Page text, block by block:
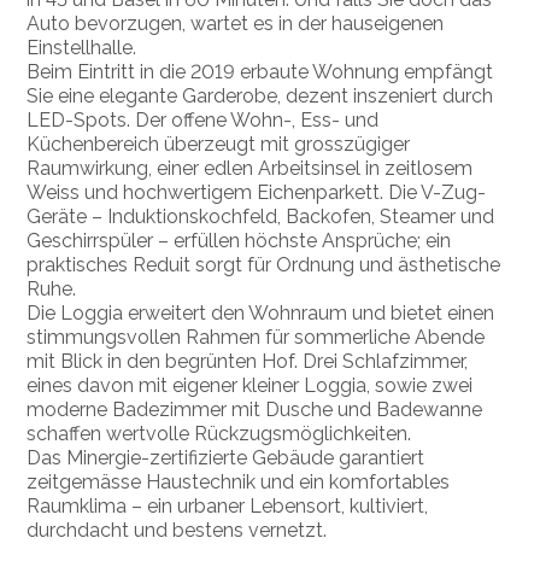
Auto bevorzugen, wartet es in der hauseigenen
Einstellhalle.
Beim Eintritt in die 2019 erbaute Wohnung empfängt
Sie eine elegante Garderobe, dezent inszeniert durch
LED-Spots. Der offene Wohn-, Ess- und
Küchenbereich überzeugt mit grosszügiger
Raumwirkung, einer edlen Arbeitsinsel in zeitlosem
Weiss und hochwertigem Eichenparkett. Die V-Zug-
Geräte – Induktionskochfeld, Backofen, Steamer und
Geschirrspüler – erfüllen höchste Ansprüche; ein
praktisches Reduit sorgt für Ordnung und ästhetische
Ruhe.
Die Loggia erweitert den Wohnraum und bietet einen
stimmungsvollen Rahmen für sommerliche Abende
mit Blick in den begrünten Hof. Drei Schlafzimmer,
eines davon mit eigener kleiner Loggia, sowie zwei
moderne Badezimmer mit Dusche und Badewanne
schaffen wertvolle Rückzugsmöglichkeiten.
Das Minergie-zertifizierte Gebäude garantiert
zeitgemässe Haustechnik und ein komfortables
Raumklima – ein urbaner Lebensort, kultiviert,
durchdacht und bestens vernetzt.